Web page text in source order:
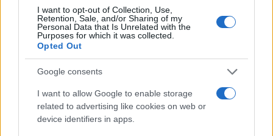
I want to opt-out of Collection, Use,
Retention, Sale, and/or Sharing of my
Personal Data that Is Unrelated with the
Purposes for which it was collected.
Opted Out
Google consents
I want to allow Google to enable storage
related to advertising like cookies on web or
device identifiers in apps.
Autenticare Funko POP: checklist, codici e ologrammi